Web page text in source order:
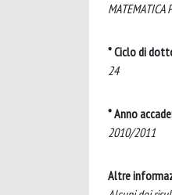
MATEMATICA
* Ciclo di
24
* Anno
2010/2011
Altre